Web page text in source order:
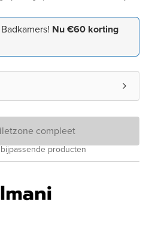
Nu €60 korting
compleet
producten